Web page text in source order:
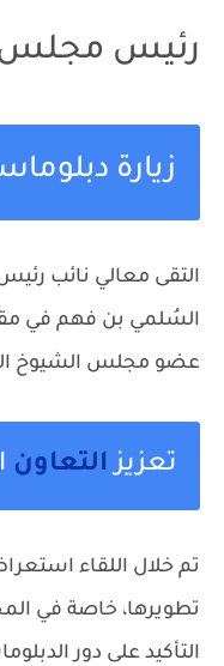
رئيس مجلس
زيارة
التقى معالي نائب
السُلمي بن فهم في
عضو مجلس الشيوخ
تعزيز التعاون
تم خلال اللقاء
تطويرها، خاصة في
التأكيد على دور